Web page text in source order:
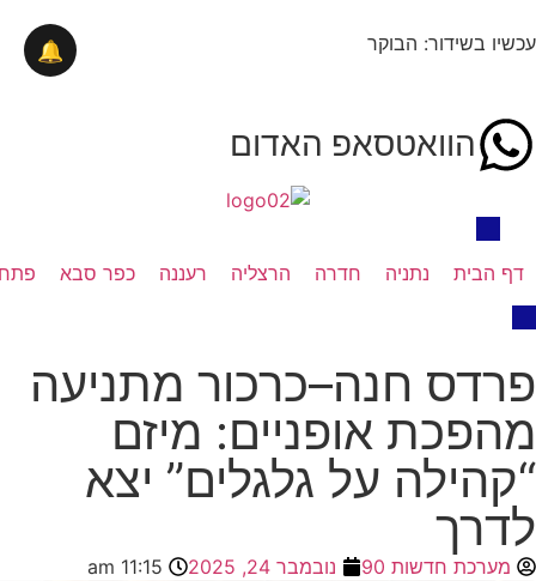
עכשיו בשידור: הבוקר
הוואטסאפ האדום
דף הבית נתניה חדרה הרצליה רעננה כפר סבא
פרדס חנה–כרכור מתניעה
מהפכת אופניים: מיזם
“קהילה על גלגלים” יצא
לדרך
מערכת חדשות 90 נובמבר 24, 2025 11:15 am
🔔